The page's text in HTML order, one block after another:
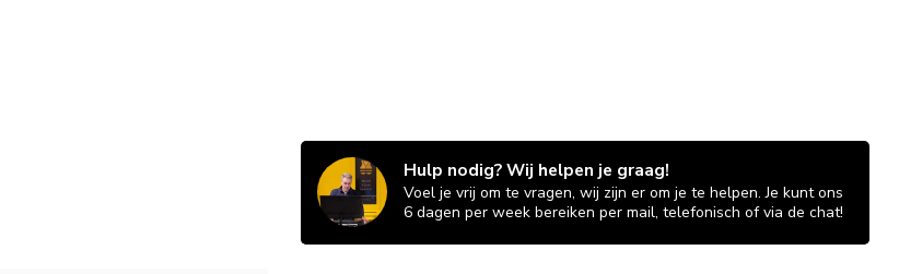
Hulp nodig? Wij helpen je graag!
Voel je vrij om te vragen, wij zijn er om je te helpen. Je kunt ons
6 dagen per week bereiken per mail, telefonisch of via de chat!